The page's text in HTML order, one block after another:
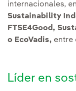
internacionales,
Sustainability
FTSE4Good,
o EcoVadis, entre
Líder en